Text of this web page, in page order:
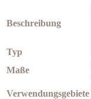
Beschreibung
Typ
Maße
Verwendungsgebiete